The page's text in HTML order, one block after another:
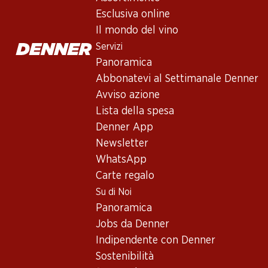
Esclusiva online
Il mondo del vino
Servizi
Panoramica
Abbonatevi al Settimanale Denner
Avviso azione
Lista della spesa
Denner App
Newsletter
WhatsApp
Carte regalo
Su di Noi
Panoramica
Jobs da Denner
Indipendente con Denner
Sostenibilità
Adatti a ogni occasione: I